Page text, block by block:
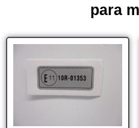
para